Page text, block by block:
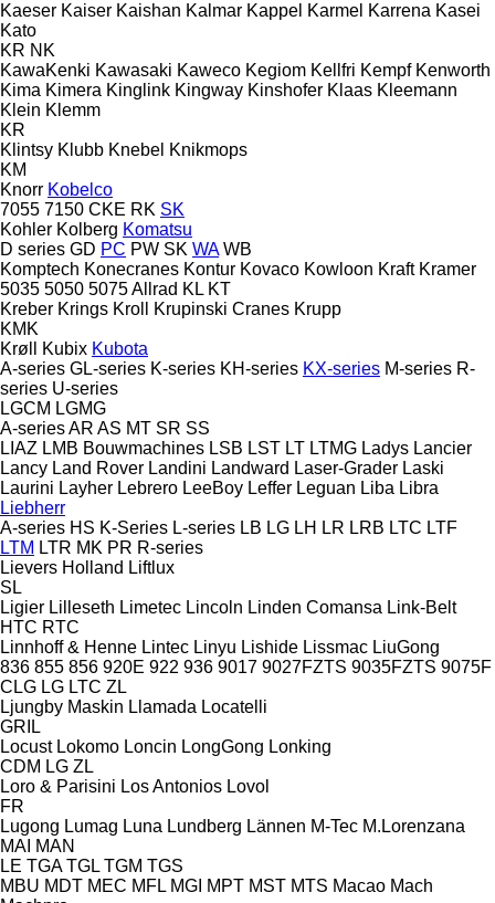
Kaeser Kaiser Kaishan Kalmar Kappel Karmel Karrena Kasei
Kato
KR NK
KawaKenki Kawasaki Kaweco Kegiom Kellfri Kempf Kenworth
Kima Kimera Kinglink Kingway Kinshofer Klaas Kleemann
Klein Klemm
KR
Klintsy Klubb Knebel Knikmops
KM
Knorr Kobelco
7055 7150 CKE RK SK
Kohler Kolberg Komatsu
D series GD PC PW SK WA WB
Komptech Konecranes Kontur Kovaco Kowloon Kraft Kramer
5035 5050 5075Allrad KL KT
Kreber Krings Kroll Krupinski Cranes Krupp
KMK
Krøll
Kubix Kubota
A-series GL-series K-series KH-series KX-series M-series R-
series U-series
LGCM LGMG
A-seriesAR AS MT SR SS
LIAZ LMB Bouwmachines LSB LST LT LTMG Ladys Lancier
Lancy Land Rover Landini Landward Laser-Grader Laski
Laurini Layher Lebrero LeeBoy Leffer Leguan Liba Libra
Liebherr
A-series HS K-Series L-series LB LG LH LR LRB LTC LTF
LTM LTR MK PR R-series
Lievers Holland Liftlux
SL
Ligier Lilleseth Limetec Lincoln Linden Comansa Link-Belt
HTC RTC
Linnhoff & Henne Lintec Linyu Lishide Lissmac LiuGong
836 855 856 920E 922 936 9017 9027FZTS 9035FZTS 9075F
CLG LG LTC ZL
Ljungby Maskin Llamada Locatelli
GRIL
Locust Lokomo Loncin LongGong Lonking
CDM LG ZL
Loro & Parisini Los Antonios Lovol
FR
Lugong Lumag Luna Lundberg Lännen M-Tec M.Lorenzana
MAI MAN
LE TGA TGL TGM TGS
MBU MDT MEC MFL MGI MPT MST MTS Macao Mach